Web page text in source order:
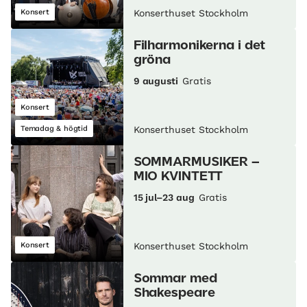
Konsert Konserthuset Stockholm
Konsert
Temadag & högtid
Filharmonikerna i det
gröna
9 augusti Gratis
Konserthuset Stockholm
Konsert
SOMMARMUSIKER –
MIO KVINTETT
15 jul–23 aug Gratis
Konserthuset Stockholm
Sommar med
Shakespeare